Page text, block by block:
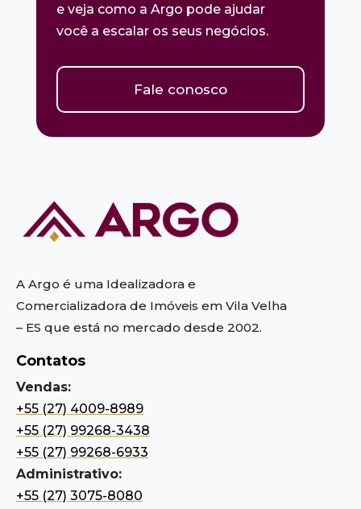
e veja como a Argo pode ajudar
você a escalar os seus negócios.
Fale conosco
A Argo é uma Idealizadora e
Comercializadora de Imóveis em Vila Velha
– ES que está no mercado desde 2002.
Contatos
Vendas:
+55 (27) 4009-8989
+55 (27) 99268-3438
+55 (27) 99268-6933
Administrativo:
+55 (27) 3075-8080